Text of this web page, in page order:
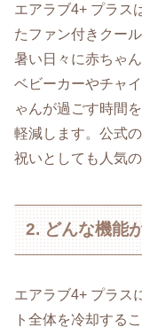
エアラブ4+ プラス
たファン付きクー
暑い日々に赤ちゃ
ベビーカーやチャ
ゃんが過ごす時間
軽減します。公式
祝いとしても人気
2. どんな機能
エアラブ4+ プラス
ト全体を冷却する